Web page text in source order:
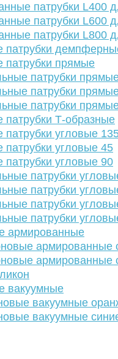
патрубки L400
патрубки L600
патрубки L800
патрубки
патрубки прямые
патрубки
патрубки
патрубки
патрубки Т-образные
патрубки угловые
патрубки угловые 45
патрубки угловые 90
патрубки
патрубки
патрубки
патрубки
армированные
армированные
армированные
вакуумные
вакуумные
вакуумные